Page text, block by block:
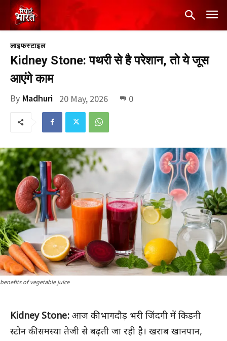
लाइफस्टाइल
Kidney Stone: पथरी से है परेशान, तो ये जूस
आएंगे काम
By Madhuri 20 May, 2026 0
benefits of vegetable juice
Kidney Stone: आज की भागदौड़ भरी जिंदगी में किडनी
स्टोन की समस्या तेजी से बढ़ती जा रही है। खराब खानपान,